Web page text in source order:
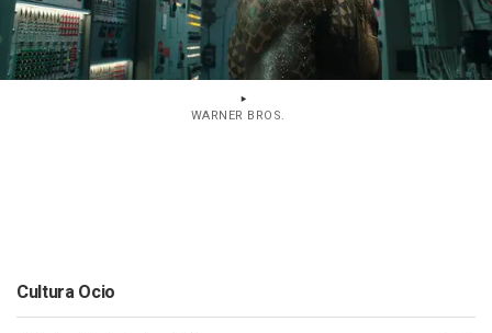
WARNER BROS.
Cultura Ocio